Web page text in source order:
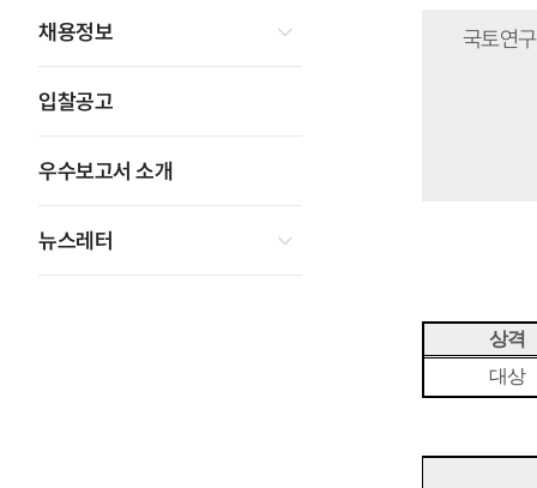
채용정보
입찰공고
우수보고서 소개
뉴스레터
국토연
상격
대상